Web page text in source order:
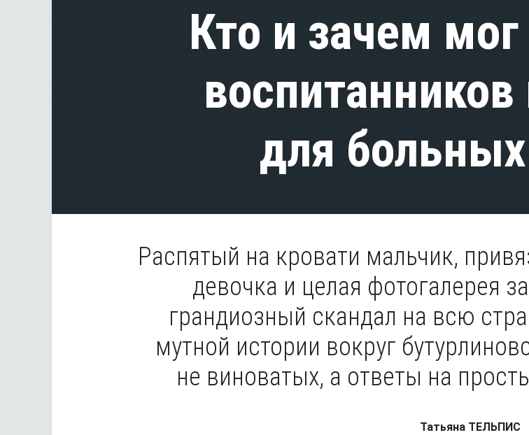
Кто и зачем
воспитанников
для
Распятый на кровати мальчик,
девочка и целая фотогалерея
грандиозный скандал на всю
мутной истории вокруг
не виноватых, а ответы на
Татьяна ТЕЛЬПИС